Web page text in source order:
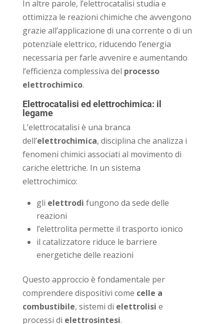
In altre parole, l’elettrocatalisi studia e
ottimizza le reazioni chimiche che avvengono
grazie all’applicazione di una corrente o di un
potenziale elettrico, riducendo l’energia
necessaria per farle avvenire e aumentando
l’efficienza complessiva del processo
elettrochimico.
Elettrocatalisi ed elettrochimica: il
legame
L’elettrocatalisi è una branca
dell’elettrochimica, disciplina che analizza i
fenomeni chimici associati al movimento di
cariche elettriche. In un sistema
elettrochimico:
gli elettrodi fungono da sede delle
reazioni
l’elettrolita permette il trasporto ionico
il catalizzatore riduce le barriere
energetiche delle reazioni
Questo approccio è fondamentale per
comprendere dispositivi come celle a
combustibile, sistemi di elettrolisi e
processi di elettrosintesi.